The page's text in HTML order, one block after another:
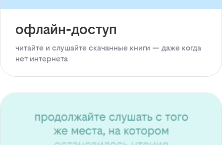
офлайн-доступ
читайте и слушайте скачанные книги — даже когда
нет интернета